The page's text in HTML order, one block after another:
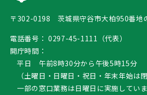
〒302-0198 茨城県守谷市大柏950番地
電話番号： 0297-45-1111（代表）
開庁時間：
平日 午前8時30分から午後5時15分
（土曜日・日曜日・祝日・年末年始は閉
一部の窓口業務は日曜日に実施していま